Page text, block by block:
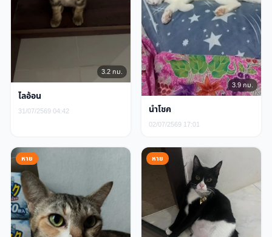
3.2 กม.
ไลอ้อน
31/07/2569 04:42
3.9 กม.
นำโชค
02/07/2569 17:01
หาย หาย